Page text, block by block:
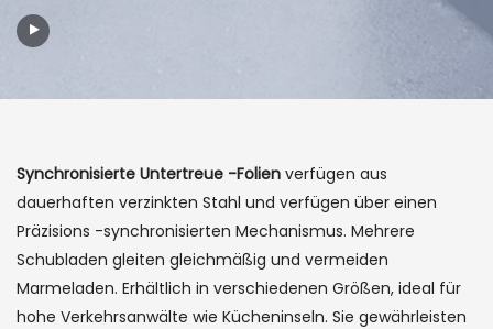
Synchronisierte Untertreue -Folien verfügen aus
dauerhaften verzinkten Stahl und verfügen über einen
Präzisions -synchronisierten Mechanismus. Mehrere
Schubladen gleiten gleichmäßig und vermeiden
Marmeladen. Erhältlich in verschiedenen Größen, ideal für
hohe Verkehrsanwälte wie Kücheninseln. Sie gewährleisten